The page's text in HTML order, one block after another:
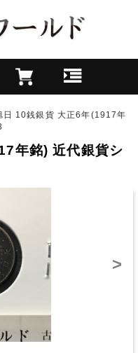
日 10銭銀貨 大正6年(1917年
年銘) 近代銀貨シ
>